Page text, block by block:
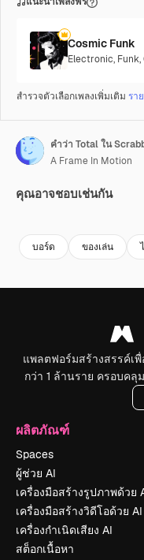
Cosmic Funk
Electronic, Funk,
สำรวจตัวเลือกเพลงเพิ่มเติม รา
คำว่า Total ใน
A Frame In Motion
คุณอาจชอบเช่นกัน
บอร์ด ของเล่น
แพลตฟอร์มสร้างสรรค์เ
กว่า 1 ล้านราย ครอบคลุ
ผลิตภัณฑ์
Spaces
ผู้ช่วย AI
เครื่องมือสร้างรูปภาพด้วย
เครื่องมือสร้างวิดีโอด้วย AI
เครื่องกำเนิดเสียง AI
สต็อกเนื้อหา